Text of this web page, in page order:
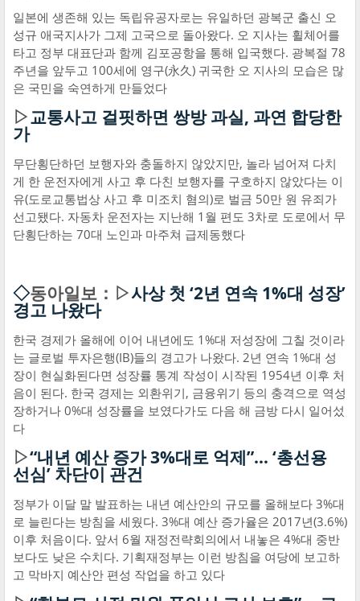
일본에 생존해 있는 독립유공자로는 유일하던 광복군 출신 오
성규 애국지사가 그제 고국으로 돌아왔다. 오 지사는 휠체어를
타고 정부 대표단과 함께 김포공항을 통해 입국했다. 광복절 78
주년을 앞두고 100세에 영구(永久) 귀국한 오 지사의 모습은 많
은 국민을 숙연하게 만들었다
▷교통사고 걸핏하면 쌍방 과실, 과연 합당한
가
무단횡단하던 보행자와 충돌하지 않았지만, 놀라 넘어져 다치
게 한 운전자에게 사고 후 다친 보행자를 구호하지 않았다는 이
유(도로교통법상 사고 후 미조치 혐의)로 벌금 50만 원 유죄가
선고됐다. 자동차 운전자는 지난해 1월 편도 3차로 도로에서 무
단횡단하는 70대 노인과 마주쳐 급제동했다
◇동아일보：▷사상 첫 ‘2년 연속 1%대 성장’
경고 나왔다
한국 경제가 올해에 이어 내년에도 1%대 저성장에 그칠 것이라
는 글로벌 투자은행(IB)들의 경고가 나왔다. 2년 연속 1%대 성
장이 현실화된다면 성장률 통계 작성이 시작된 1954년 이후 처
음이 된다. 한국 경제는 외환위기, 금융위기 등의 충격으로 역성
장하거나 0%대 성장률을 보였다가도 다음 해 금방 다시 일어섰
다
▷“내년 예산 증가 3%대로 억제”… ‘총선용
선심’ 차단이 관건
정부가 이달 말 발표하는 내년 예산안의 규모를 올해보다 3%대
로 늘린다는 방침을 세웠다. 3%대 예산 증가율은 2017년(3.6%)
이후 처음이다. 앞서 6월 재정전략회의에서 내놓은 4%대 중반
보다도 낮은 수치다. 기획재정부는 이런 방침을 여당에 보고하
고 막바지 예산안 편성 작업을 하고 있다